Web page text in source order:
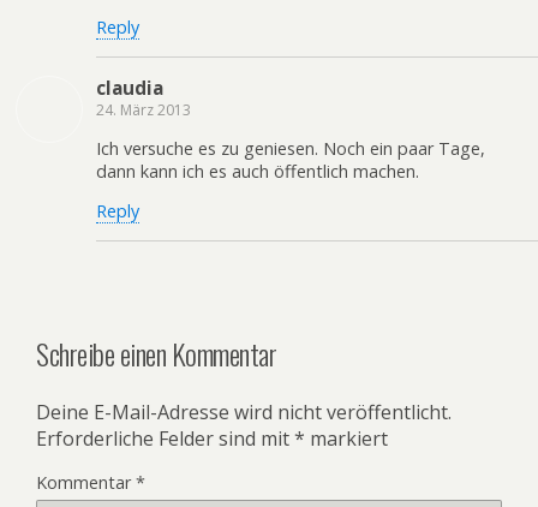
Reply
claudia
24. März 2013
Ich versuche es zu geniesen. Noch ein paar Tage,
dann kann ich es auch öffentlich machen.
Reply
Schreibe einen Kommentar
Deine E-Mail-Adresse wird nicht veröffentlicht.
Erforderliche Felder sind mit* markiert
Kommentar*